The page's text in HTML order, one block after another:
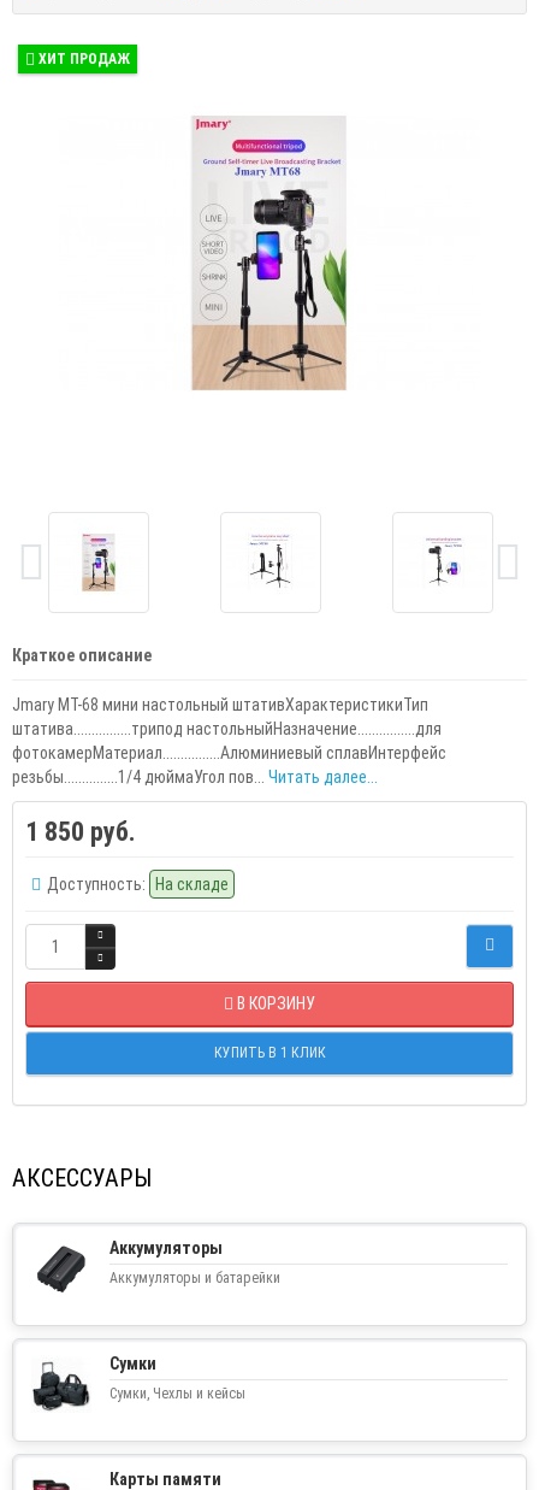
ХИТ ПРОДАЖ
Краткое описание
Jmary MT-68 мини настольный штативХарактеристикиТип
штатива................трипод настольныйНазначение................для
фотокамерМатериал................Алюминиевый сплавИнтерфейс
резьбы...............1/4 дюймаУгол пов... Читать далее...
1 850 руб.
Доступность: На складе
В КОРЗИНУ
КУПИТЬ В 1 КЛИК
АКСЕССУАРЫ
Аккумуляторы
Аккумуляторы и батарейки
Сумки
Сумки, Чехлы и кейсы
Карты памяти